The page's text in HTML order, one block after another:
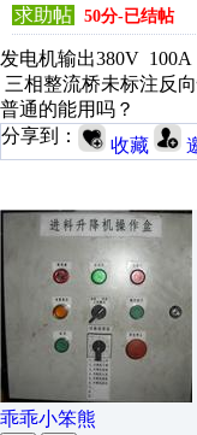
求助帖 50分-已结帖
发电机输出380V
三相整流桥未标注反
普通的能用吗？
分享到：
收藏
乖乖小笨熊